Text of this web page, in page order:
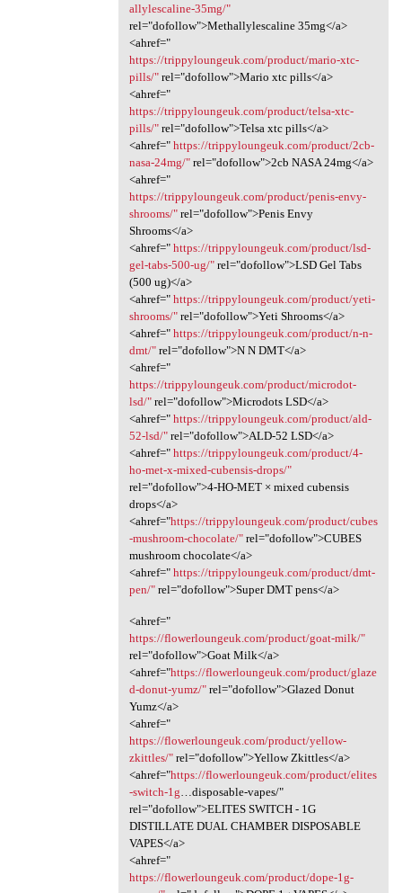
allylescaline-35mg/"
rel="dofollow">Methallylescaline 35mg</a>
<ahref="
https://trippyloungeuk.com/product/mario-xtc-
pills/"rel="dofollow">Mario xtc pills</a>
<ahref="
https://trippyloungeuk.com/product/telsa-xtc-
pills/"rel="dofollow">Telsa xtc pills</a>
<ahref=" https://trippyloungeuk.com/product/2cb-
nasa-24mg/"rel="dofollow">2cb NASA 24mg</a>
<ahref="
https://trippyloungeuk.com/product/penis-envy-
shrooms/"rel="dofollow">Penis Envy
Shrooms</a>
<ahref=" https://trippyloungeuk.com/product/lsd-
gel-tabs-500-ug/"rel="dofollow">LSD Gel Tabs
(500 ug)</a>
<ahref=" https://trippyloungeuk.com/product/yeti-
shrooms/"rel="dofollow">Yeti Shrooms</a>
<ahref=" https://trippyloungeuk.com/product/n-n-
dmt/"rel="dofollow">N N DMT</a>
<ahref="
https://trippyloungeuk.com/product/microdot-
lsd/"rel="dofollow">Microdots LSD</a>
<ahref=" https://trippyloungeuk.com/product/ald-
52-lsd/"rel="dofollow">ALD-52 LSD</a>
<ahref=" https://trippyloungeuk.com/product/4-
ho-met-x-mixed-cubensis-drops/"
rel="dofollow">4-HO-MET × mixed cubensis
drops</a>
<ahref="https://trippyloungeuk.com/product/cubes
-mushroom-chocolate/"rel="dofollow">CUBES
mushroom chocolate</a>
<ahref=" https://trippyloungeuk.com/product/dmt-
pen/"rel="dofollow">Super DMT pens</a>
<ahref="
https://flowerloungeuk.com/product/goat-milk/"
rel="dofollow">Goat Milk</a>
<ahref="https://flowerloungeuk.com/product/glaze
d-donut-yumz/"rel="dofollow">Glazed Donut
Yumz</a>
<ahref="
https://flowerloungeuk.com/product/yellow-
zkittles/"rel="dofollow">Yellow Zkittles</a>
<ahref="https://flowerloungeuk.com/product/elites
-switch-1g …disposable-vapes/"
rel="dofollow">ELITES SWITCH - 1G
DISTILLATE DUAL CHAMBER DISPOSABLE
VAPES</a>
<ahref="
https://flowerloungeuk.com/product/dope-1g-